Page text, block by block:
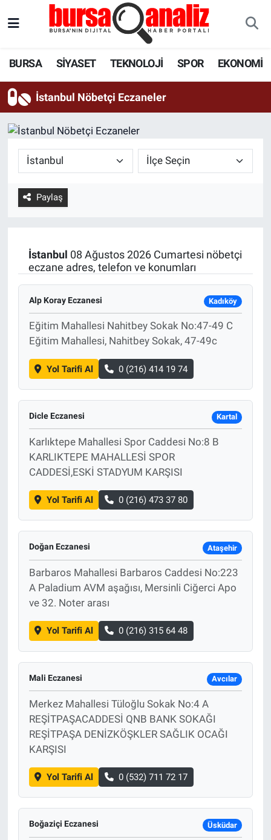
BURSA SİYASET TEKNOLOJİ SPOR EKONOMİ
İstanbul Nöbetçi Eczaneler
Paylaş
İstanbul 08 Ağustos 2026 Cumartesi nöbetçi
eczane adres, telefon ve konumları
Alp Koray Eczanesi Kadıköy
Eğitim Mahallesi Nahitbey Sokak No:47-49 C
Eğitim Mahallesi, Nahitbey Sokak, 47-49c
Yol Tarifi Al 0 (216) 414 19 74
Dicle Eczanesi Kartal
Karlıktepe Mahallesi Spor Caddesi No:8 B
KARLIKTEPE MAHALLESİ SPOR
CADDESİ,ESKİ STADYUM KARŞISI
Yol Tarifi Al 0 (216) 473 37 80
Doğan Eczanesi Ataşehir
Barbaros Mahallesi Barbaros Caddesi No:223
A Paladium AVM aşağısı, Mersinli Ciğerci Apo
ve 32. Noter arası
Yol Tarifi Al 0 (216) 315 64 48
Mali Eczanesi Avcılar
Merkez Mahallesi Tüloğlu Sokak No:4 A
REŞİTPAŞACADDESİ QNB BANK SOKAĞI
REŞİTPAŞA DENİZKÖŞKLER SAĞLIK OCAĞI
KARŞISI
Yol Tarifi Al 0 (532) 711 72 17
Boğaziçi Eczanesi Üsküdar
SPOR
EKONOMİ
SAĞLIK
BLOG
Süper Lig Puan Durumu ve Fikstür
Tüm Manşetler
Son Dakika Haberleri